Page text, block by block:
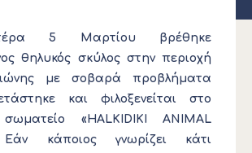
5 Μαρτίου βρέθηκε
θηλυκός σκύλος στην περιοχή
με σοβαρά προβλήματα
και φιλοξενείται στο
σωματείο «HALKIDIKI ANIMAL
Εάν κάποιος γνωρίζει κάτι